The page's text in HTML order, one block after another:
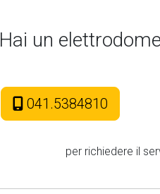
Hai un
041.5384810
per richiedere il